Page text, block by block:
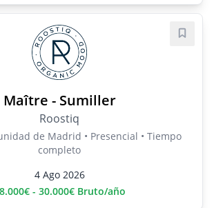
Maître - Sumiller
Roostiq
de Madrid • Presencial • Tiempo
completo
4 Ago 2026
- 30.000€ Bruto/año